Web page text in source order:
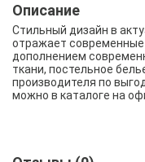
Описание
Стильный дизайн в
отражает
дополнением
ткани, постельное
производителя по
можно в каталоге на